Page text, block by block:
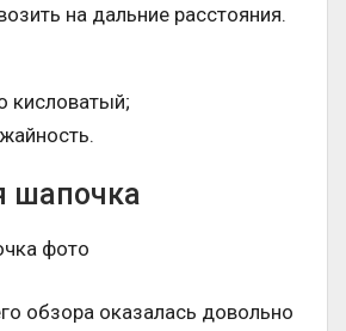
на дальние расстояния.
кисловатый;
шапочка
обзора оказалась довольно